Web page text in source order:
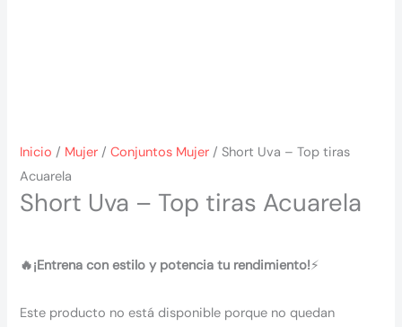
Inicio / Mujer /Conjuntos Mujer / Short Uva – Top tiras
Acuarela
Short Uva – Top tiras Acuarela
🔥¡Entrena con estilo y potencia tu rendimiento!⚡
Este producto no está disponible porque no quedan